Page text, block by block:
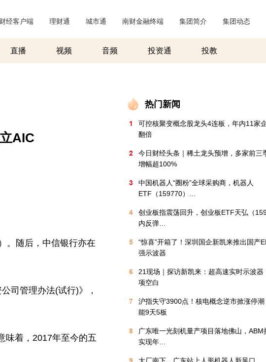
经客户端 理财通 城市通 南财金融终端 集团简介 集团动态
直播 视频 音频 投资通 投教
AIC
。随后，中信银行亦在
司管理办法(试行)》，
味着，2017年至今的五
热门新闻
1
可控核聚变概念股龙头4连板，年内11家
翻倍
2
今日财经头条｜稀土龙头预增，多家前三
增幅超100%
3
中国机器人“圈粉”全球采购商，机器人
ETF（159770）…
4
创业板指震荡回升，创业板ETF天弘（
内反弹…
5
“惊喜”开箱了！深圳国企新凯来推出国产
强示波器
6
21现场｜探访新凯来：超高速实时示波器
项空白
7
沪指失守3900点！核电概念逆市掀涨停
能9天5板
8
广东唯一光刻机量产项目落地佛山，ABM
实现年…